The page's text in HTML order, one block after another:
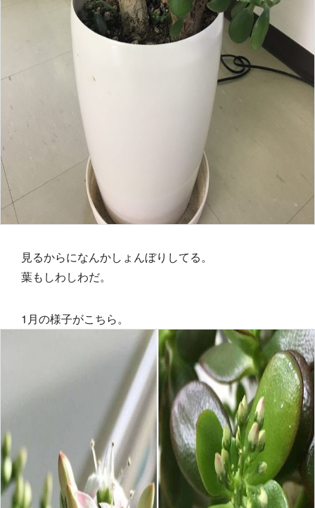
見るからになんかしょんぼりしてる。
葉もしわしわだ。
1月の様子がこちら。